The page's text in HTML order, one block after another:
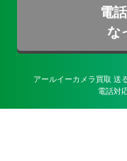
電
な
アールイーカメラ買取 送
電話対